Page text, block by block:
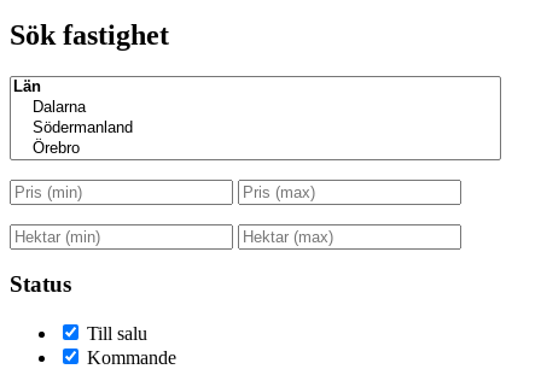
Sök fastighet
Status
Till salu
Kommande